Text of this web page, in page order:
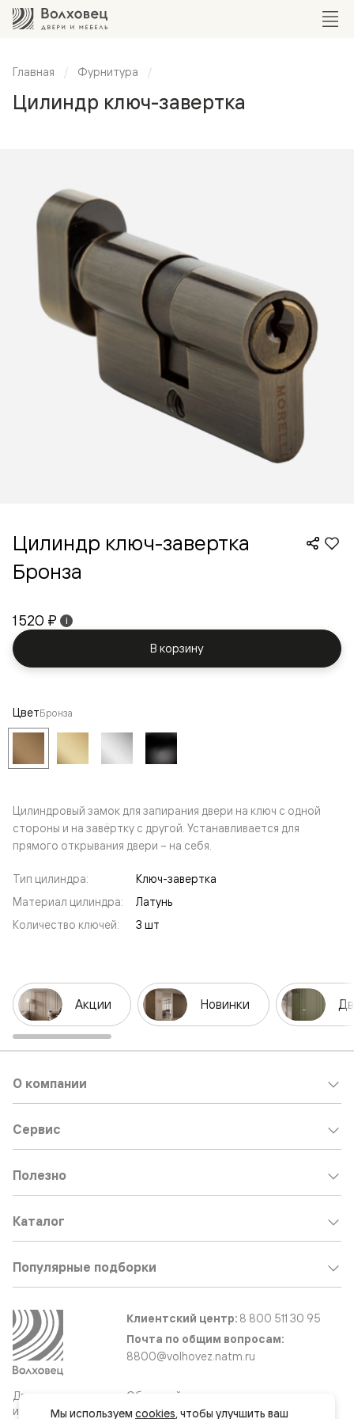
Главная Фурнитура
Цилиндр ключ-завертка
Цилиндр ключ-завертка
Бронза
1 520 ₽ i
В корзину
ЦветБронза
Цилиндровый замок для запирания двери на ключ с одной
стороны и на завёртку с другой. Устанавливается для
прямого открывания двери – на себя.
Тип цилиндра:
Ключ-завертка
Материал цилиндра:
Латунь
Количество ключей:
3 шт
Акции Новинки
Двери
и интерьерные
О компании
Сервис
Полезно
Каталог
Популярные подборки
Клиентский центр: 8 800 511 30 95
Почта по общим вопросам:
8800@volhovez.natm.ru
Обратный звонок
Мы используем cookies, чтобы улучшить ваш